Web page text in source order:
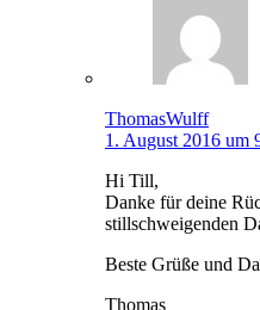
ThomasWulff
1. August 2016 um
Hi Till,
Danke für deine
stillschweigenden
Beste Grüße und
Thomas